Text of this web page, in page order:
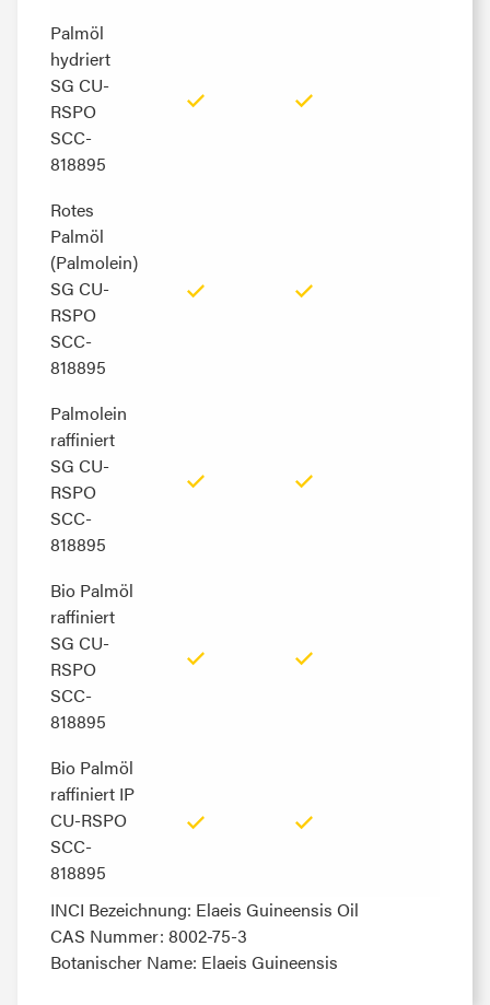
Palmöl
hydriert
SG CU-
RSPO
SCC-
818895
Rotes
Palmöl
(Palmolein)
SG CU-
RSPO
SCC-
818895
Palmolein
raffiniert
SG CU-
RSPO
SCC-
818895
Bio Palmöl
raffiniert
SG CU-
RSPO
SCC-
818895
Bio Palmöl
raffiniert IP
CU-RSPO
SCC-
818895
Palmöl
hydriert
SG CU-
RSPO
SCC-
818895
Rotes
Palmöl
(Palmolein)
SG CU-
RSPO
SCC-
818895
Palmolein
raffiniert
SG CU-
RSPO
SCC-
818895
Bio Palmöl
raffiniert
SG CU-
RSPO
SCC-
818895
Bio Palmöl
raffiniert IP
CU-RSPO
SCC-
818895
INCI Bezeichnung: Elaeis Guineensis Oil
CAS Nummer: 8002-75-3
Botanischer Name: Elaeis Guineensis